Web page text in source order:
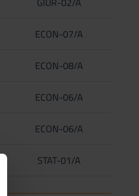
ECON-07/A
ECON-08/A
ECON-06/A
ECON-06/A
STAT-01/A